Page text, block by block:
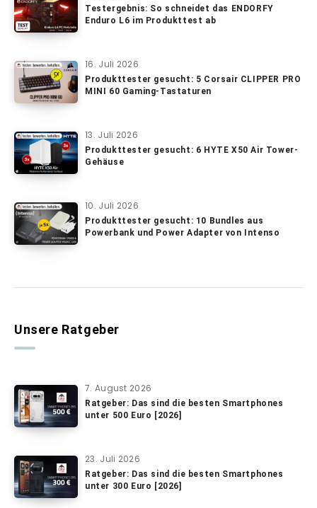
Testergebnis: So schneidet das ENDORFY
Enduro L6 im Produkttest ab
16. Juli 2026
Produkttester gesucht: 5 Corsair CLIPPER PRO
MINI 60 Gaming-Tastaturen
13. Juli 2026
Produkttester gesucht: 6 HYTE X50 Air Tower-
Gehäuse
10. Juli 2026
Produkttester gesucht: 10 Bundles aus
Powerbank und Power Adapter von Intenso
Unsere Ratgeber
7. August 2026
Ratgeber: Das sind die besten Smartphones
unter 500 Euro [2026]
23. Juli 2026
Ratgeber: Das sind die besten Smartphones
unter 300 Euro [2026]